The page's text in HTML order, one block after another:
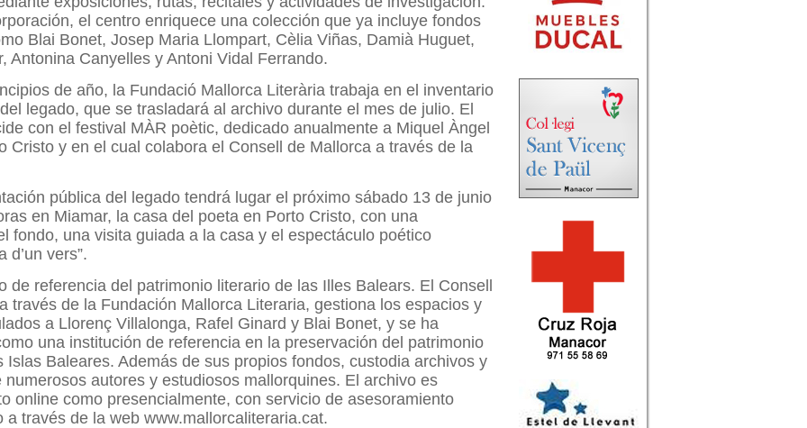
el centro enriquece una colección que ya incluye fondos
Blai Bonet, Josep Maria Llompart, Cèlia Viñas, Damià Huguet,
Antonina Canyelles y Antoni Vidal Ferrando.
de año, la Fundació Mallorca Literària trabaja en el inventario
legado, que se trasladará al archivo durante el mes de julio. El
con el festival MÀR poètic, dedicado anualmente a Miquel Àngel
Cristo y en el cual colabora el Consell de Mallorca a través de la
pública del legado tendrá lugar el próximo sábado 13 de junio
en Miamar, la casa del poeta en Porto Cristo, con una
fondo, una visita guiada a la casa y el espectáculo poético
d’un vers”.
de referencia del patrimonio literario de las Illes Balears. El Consell
través de la Fundación Mallorca Literaria, gestiona los espacios y
a Llorenç Villalonga, Rafel Ginard y Blai Bonet, y se ha
una institución de referencia en la preservación del patrimonio
Islas Baleares. Además de sus propios fondos, custodia archivos y
numerosos autores y estudiosos mallorquines. El archivo es
online como presencialmente, con servicio de asesoramiento
a través de la web www.mallorcaliteraria.cat.